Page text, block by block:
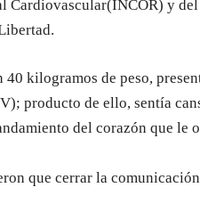
Cardiovascular(INCOR) y
kilogramos de peso,
producto de ello, sentía
del corazón que le
que cerrar la